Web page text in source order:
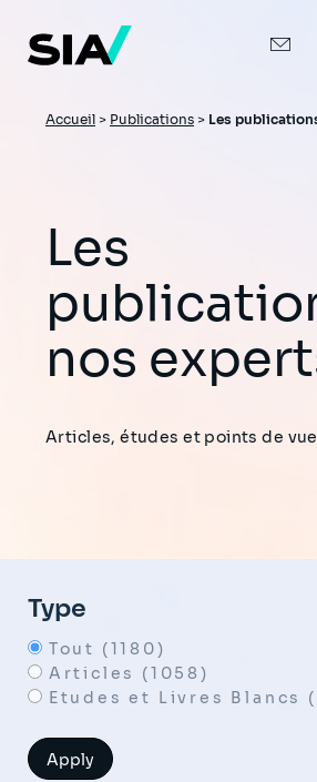
contenu
principal
Fil
Accueil > Publications > Les
Les
nos
Articles, études et points de
Type
Tout (1180)
Articles (1058)
Etudes et Livres Blancs